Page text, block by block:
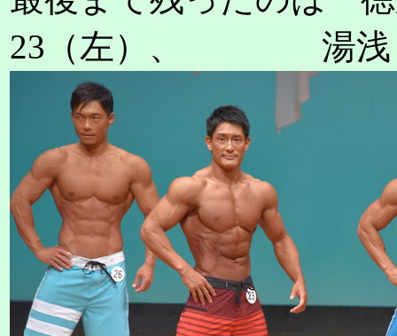
23（左）、 湯浅 幸